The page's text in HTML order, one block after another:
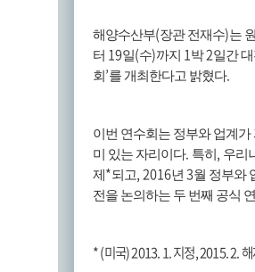
해양수산부(장관 전재수)는
터 19일(수)까지 1박2일간
회 ’를 개최한다고 밝혔다.
이번 연수회는 정부와 업계가
미 있는 자리이다. 특히 , 우리
제 *되고, 2016년 3월 정부와
전을 논의하는 두 번째 공식
* (미국) 2013. 1.지정, 2015. 2.